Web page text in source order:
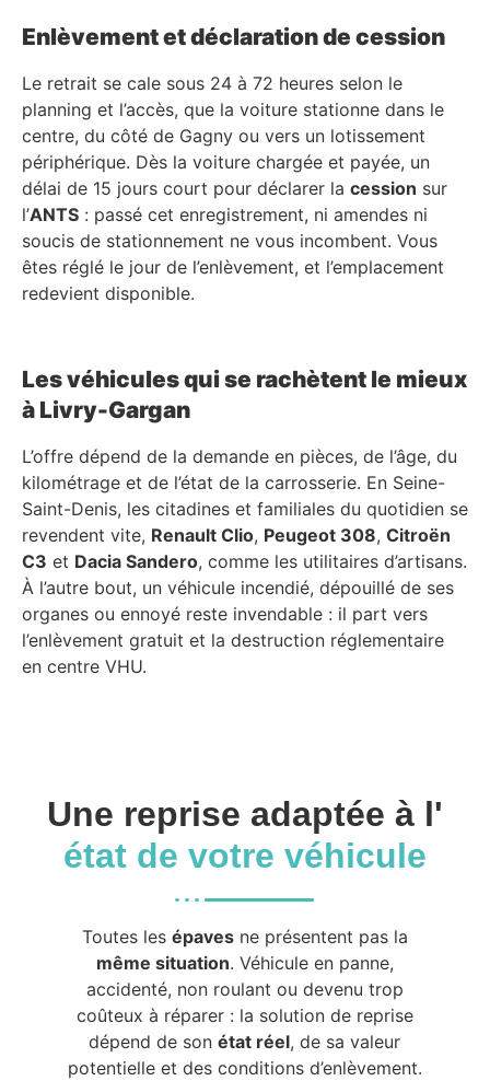
Enlèvement et déclaration de cession
Le retrait se cale sous 24 à 72 heures selon le
planning et l’accès, que la voiture stationne dans le
centre, du côté de Gagny ou vers un lotissement
périphérique. Dès la voiture chargée et payée, un
délai de 15 jours court pour déclarer la cession sur
l’ANTS : passé cet enregistrement, ni amendes ni
soucis de stationnement ne vous incombent. Vous
êtes réglé le jour de l’enlèvement, et l’emplacement
redevient disponible.
Les véhicules qui se rachètent le mieux
à Livry-Gargan
L’offre dépend de la demande en pièces, de l’âge, du
kilométrage et de l’état de la carrosserie. En Seine-
Saint-Denis, les citadines et familiales du quotidien se
revendent vite, Renault Clio, Peugeot 308, Citroën
C3 et Dacia Sandero, comme les utilitaires d’artisans.
À l’autre bout, un véhicule incendié, dépouillé de ses
organes ou ennoyé reste invendable : il part vers
l’enlèvement gratuit et la destruction réglementaire
en centre VHU.
Une reprise adaptée à l'
état de votre véhicule
Toutes les épavesne présentent pas la
même situation. Véhicule en panne,
accidenté, non roulant ou devenu trop
coûteux à réparer : la solution de reprise
dépend de sonétat réel, de sa valeur
potentielle et des conditions d’enlèvement.